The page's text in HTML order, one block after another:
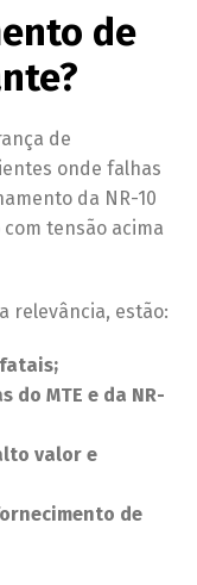
de
de
onde falhas
da NR-10
tensão acima
relevância, estão:
do MTE e da NR-
valor e
de